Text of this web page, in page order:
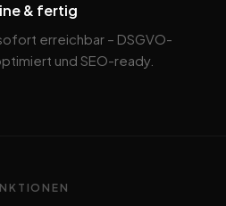
& fertig
erreichbar – DSGVO-
und SEO-ready.